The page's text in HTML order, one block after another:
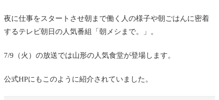
夜に仕事をスタートさせ朝まで働く人の様子や朝ごはんに密着
するテレビ朝日の人気番組「朝メシまで。」。
7/9（火）の放送では山形の人気食堂が登場します。
公式HPにもこのように紹介されていました。